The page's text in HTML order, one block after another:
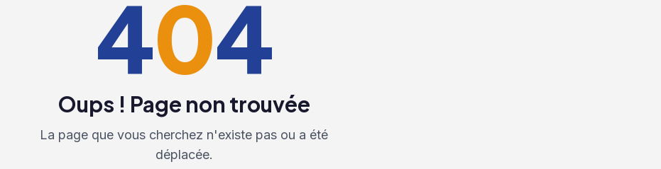
404
Oups ! Page non trouvée
La page que vous cherchez n'existe pas ou a été
déplacée.